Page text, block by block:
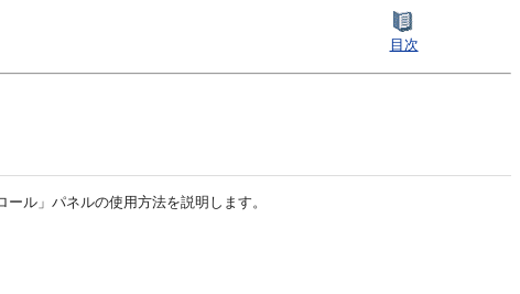
目次
ル」パネルの使用方法を説明します。